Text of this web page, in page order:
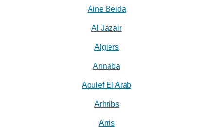
Aine Beida
Al Jazair
Algiers
Annaba
Aoulef El Arab
Arhribs
Arris